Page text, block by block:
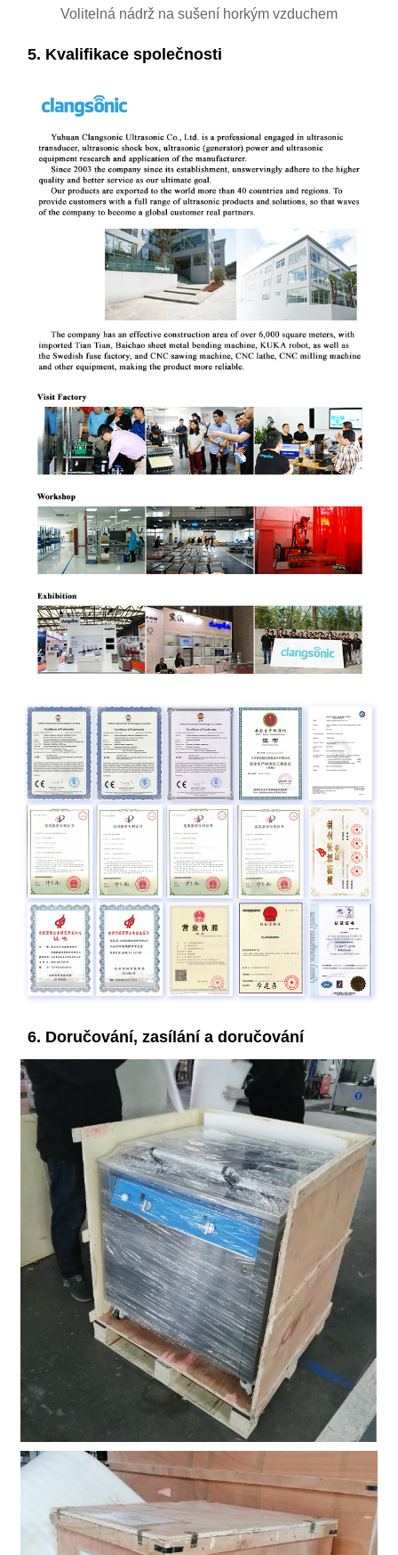
Volitelná nádrž na sušení horkým vzduchem
5. Kvalifikace společnosti
6. Doručování, zasílání a doručování